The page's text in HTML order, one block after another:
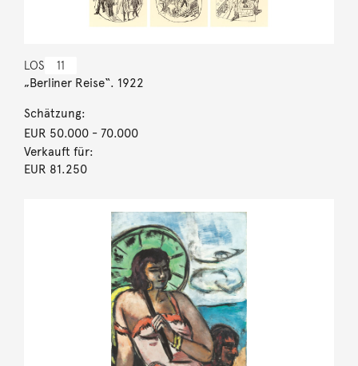
LOS 11
„Berliner Reise“. 1922
Schätzung:
EUR 50.000- 70.000
Verkauft für:
EUR 81.250